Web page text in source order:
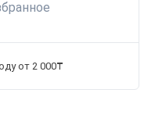
от 2 000₸